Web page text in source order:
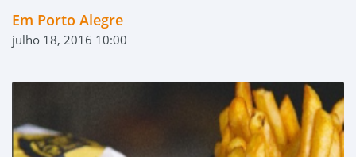
Em Porto Alegre
julho 18, 2016 10:00